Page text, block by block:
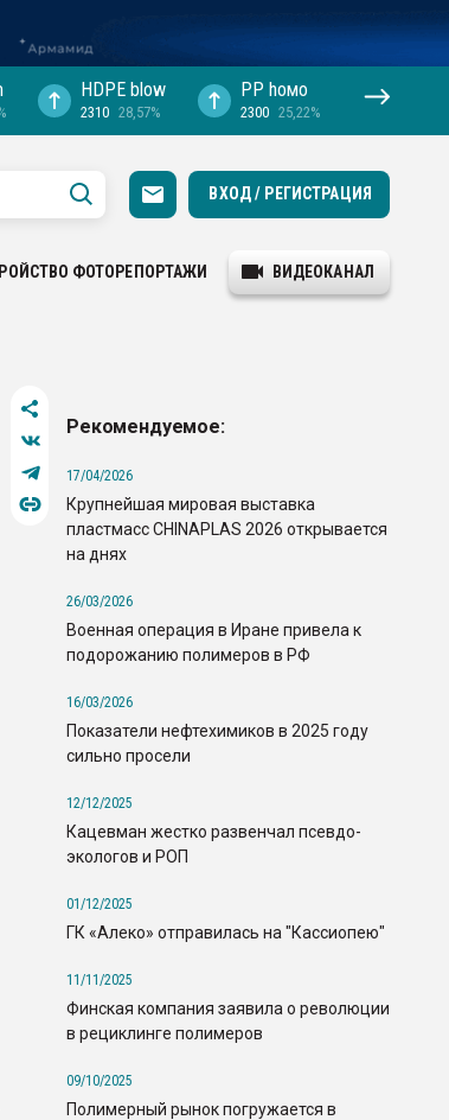
HDPE blow
2310 28,57%
PP hомо
2300 25,22%
ВХОД / РЕГИСТРАЦИЯ
ФОТОРЕПОРТАЖИ ВИДЕОКАНАЛ
Рекомендуемое:
17/04/2026
Крупнейшая мировая выставка
пластмасс CHINAPLAS 2026 открывается
на днях
26/03/2026
Военная операция в Иране привела к
подорожанию полимеров в РФ
16/03/2026
Показатели нефтехимиков в 2025 году
сильно просели
12/12/2025
Кацевман жестко развенчал псевдо-
экологов и РОП
01/12/2025
ГК «Алеко» отправилась на "Кассиопею"
11/11/2025
Финская компания заявила о революции
в рециклинге полимеров
09/10/2025
Полимерный рынок погружается в